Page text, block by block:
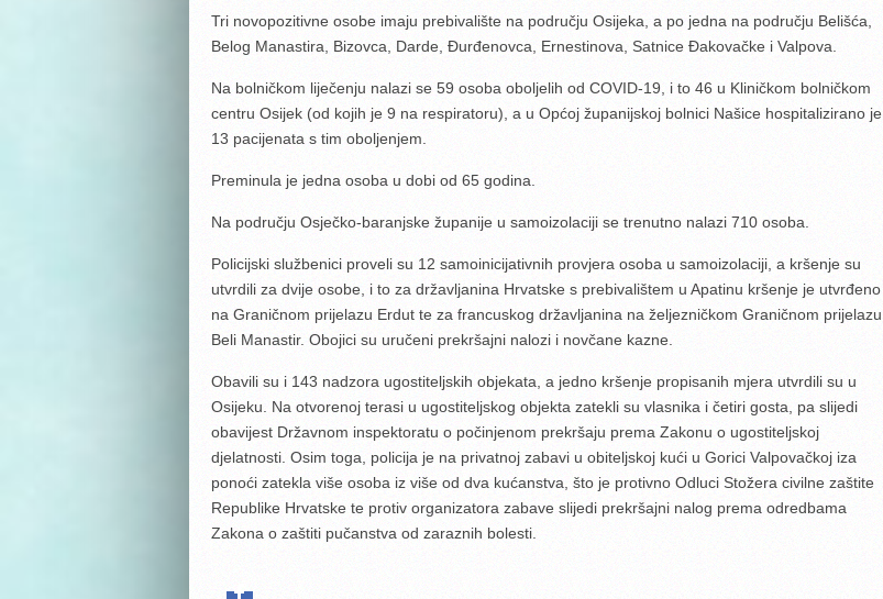
Tri novopozitivne osobe imaju prebivalište na području Osijeka, a po jedna na području Belišća,
Belog Manastira, Bizovca, Darde, Đurđenovca, Ernestinova, Satnice Đakovačke i Valpova.
Na bolničkom liječenju nalazi se 59 osoba oboljelih od COVID-19, i to 46 u Kliničkom bolničkom
centru Osijek (od kojih je 9 na respiratoru), a u Općoj županijskoj bolnici Našice hospitalizirano je
13 pacijenata s tim oboljenjem.
Preminula je jedna osoba u dobi od 65 godina.
Na području Osječko-baranjske županije u samoizolaciji se trenutno nalazi 710 osoba.
Policijski službenici proveli su 12 samoinicijativnih provjera osoba u samoizolaciji, a kršenje su
utvrdili za dvije osobe, i to za državljanina Hrvatske s prebivalištem u Apatinu kršenje je utvrđeno
na Graničnom prijelazu Erdut te za francuskog državljanina na željezničkom Graničnom prijelazu
Beli Manastir. Obojici su uručeni prekršajni nalozi i novčane kazne.
Obavili su i 143 nadzora ugostiteljskih objekata, a jedno kršenje propisanih mjera utvrdili su u
Osijeku. Na otvorenoj terasi u ugostiteljskog objekta zatekli su vlasnika i četiri gosta, pa slijedi
obavijest Državnom inspektoratu o počinjenom prekršaju prema Zakonu o ugostiteljskoj
djelatnosti. Osim toga, policija je na privatnoj zabavi u obiteljskoj kući u Gorici Valpovačkoj iza
ponoći zatekla više osoba iz više od dva kućanstva, što je protivno Odluci Stožera civilne zaštite
Republike Hrvatske te protiv organizatora zabave slijedi prekršajni nalog prema odredbama
Zakona o zaštiti pučanstva od zaraznih bolesti.